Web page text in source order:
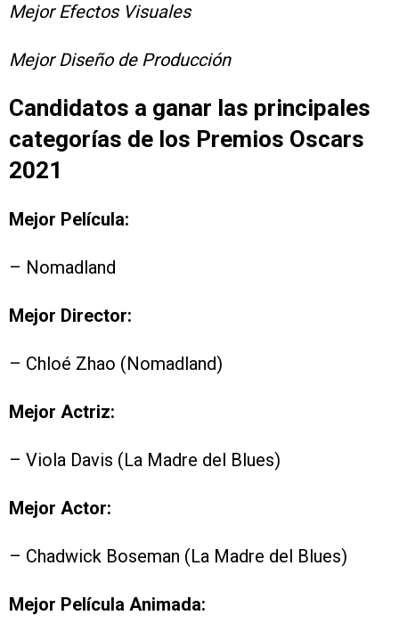
Mejor Efectos Visuales
Mejor Diseño de Producción
Candidatos a ganar las principales
categorías de los Premios Oscars
2021
Mejor Película:
– Nomadland
Mejor Director:
– Chloé Zhao (Nomadland)
Mejor Actriz:
– Viola Davis (La Madre del Blues)
Mejor Actor:
– Chadwick Boseman (La Madre del Blues)
Mejor Película Animada: